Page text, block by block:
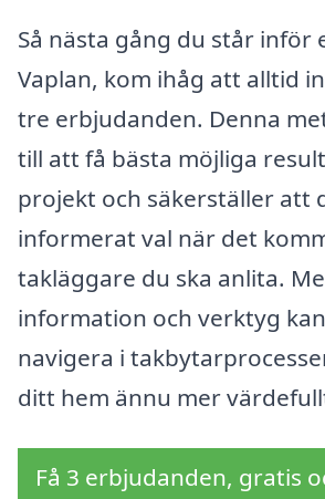
Så nästa gång du står inför
Vaplan, kom ihåg att alltid
tre erbjudanden. Denna
till att få bästa möjliga
projekt och säkerställer att
informerat val när det
takläggare du ska anlita.
information och verktyg
navigera i
ditt hem ännu mer
Få 3 erbjudanden, gratis